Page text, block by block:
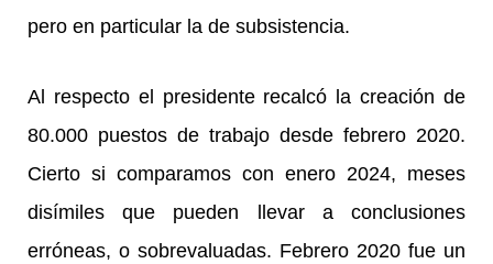
pero en particular la de subsistencia.
Al respecto el presidente recalcó la creación de
80.000 puestos de trabajo desde febrero 2020.
Cierto si comparamos con enero 2024, meses
disímiles que pueden llevar a conclusiones
erróneas, o sobrevaluadas. Febrero 2020 fue un